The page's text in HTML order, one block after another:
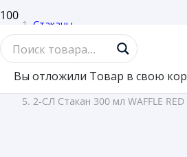
Вы отложили Товар в свою
Стаканы
Стаканы картон
/
2-СЛ Стакан 300 мл WAFFLE